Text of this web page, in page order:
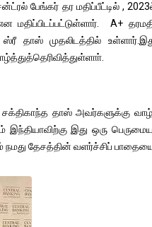
பேங்கர் தர மதிப்பீட்டில் ,
மதிப்பிடப்பட்டுள்ளார். A+
தாஸ் முதலிடத்தில் உள்ளார்.இது
தாஸ் அவர்களுக்கு
இந்தியாவிற்கு இது ஒரு
தேசத்தின் வளர்ச்சிப் பாதையை